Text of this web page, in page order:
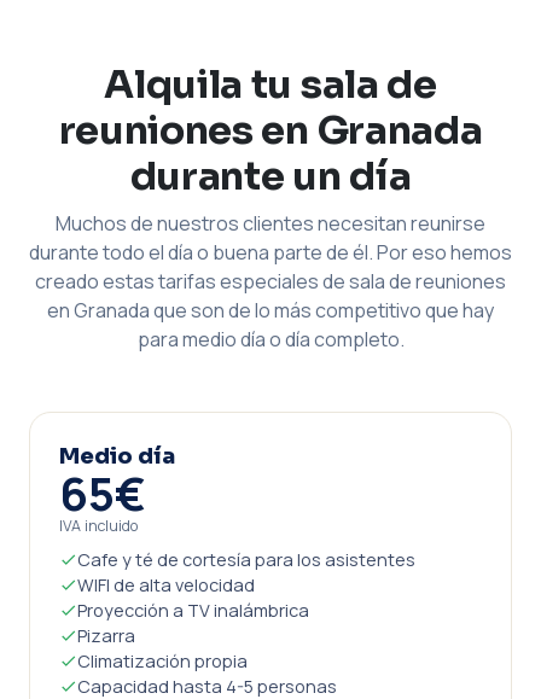
Alquila tu sala de
reuniones en Granada
durante un día
Muchos de nuestros clientes necesitan reunirse
durante todo el día o buena parte de él. Por eso hemos
creado estas tarifas especiales de sala de reuniones
en Granada que son de lo más competitivo que hay
para medio día o día completo.
Medio día
65€
IVA incluido
Cafe y té de cortesía para los asistentes
WIFI de alta velocidad
Proyección a TV inalámbrica
Pizarra
Climatización propia
Capacidad hasta 4-5 personas